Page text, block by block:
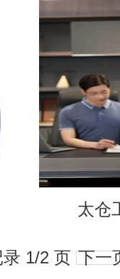
太仓
1/2 页 下一